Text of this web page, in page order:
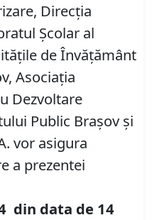
Direcţia
Şcolar al
de Învăţământ
Asociația
Dezvoltare
Public Brașov şi
vor asigura
a prezentei
din data de 14